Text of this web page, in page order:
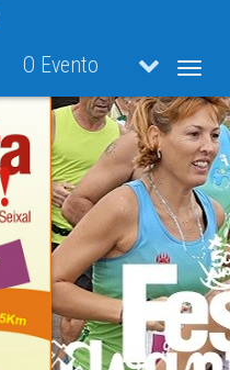
O Evento